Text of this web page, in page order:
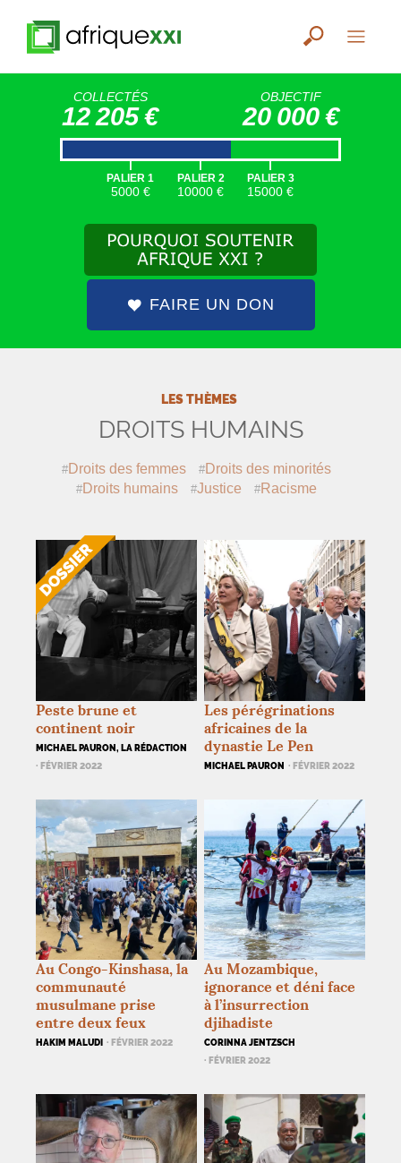
COLLECTÉS
12 205 €
OBJECTIF
20 000 €
|
PALIER 1
5000 €
|
PALIER 2
10000 €
|
PALIER 3
15000 €
FAIRE UN DON
LES THÈMES
DROITS HUMAINS
Droits des femmes
Droits des minorités
Droits humains
Justice Racisme
Peste brune et
continent noir
MICHAEL PAURON, LA RÉDACTION
· FÉVRIER 2022
Les pérégrinations
africaines de la
dynastie Le Pen
MICHAEL PAURON · FÉVRIER 2022
Au Congo-Kinshasa, la
communauté
musulmane prise
entre deux feux
HAKIM MALUDI · FÉVRIER 2022
Au Mozambique,
ignorance et déni face
à l’insurrection
djihadiste
CORINNA JENTZSCH
· FÉVRIER 2022